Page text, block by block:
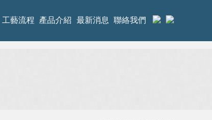
工藝流程 產品介紹 最新消息 聯絡我們